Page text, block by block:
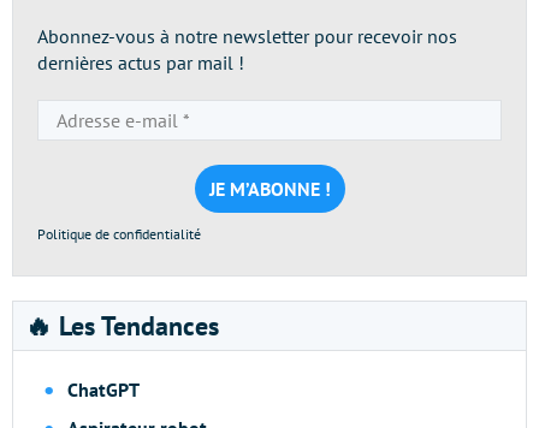
Abonnez-vous à notre newsletter pour recevoir nos
dernières actus par mail !
e-
mail
*
Politique de confidentialité
🔥 Les Tendances
ChatGPT